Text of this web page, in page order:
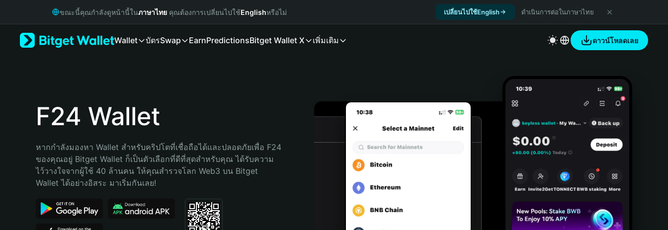
Русский
Bahasa Indonesia
Português (Brasil)
ขณะนี้คุณกำลังดูหน้านี้ในภาษาไทย คุณต้องการเปลี่ยนไปใช้Englishหรือไม่ เปลี่ยนไปใช้English ดำเนินการต่อในภาษาไทย
Wallet บัตรSwap EarnPredictionsBitget Wallet X เพิ่มเติม ดาวน์โหลดเลย
F24 Wallet
หากกำลังมองหา Wallet สำหรับคริปโตที่เชื่อถือได้และปลอดภัยเพื่อ F24
ของคุณอยู่ Bitget Wallet ก็เป็นตัวเลือกที่ดีที่สุดสำหรับคุณ ได้รับความ
ไว้วางใจจากผู้ใช้ 40 ล้านคน ให้คุณสำรวจโลก Web3 บน Bitget
Wallet ได้อย่างอิสระ มาเริ่มกันเลย!